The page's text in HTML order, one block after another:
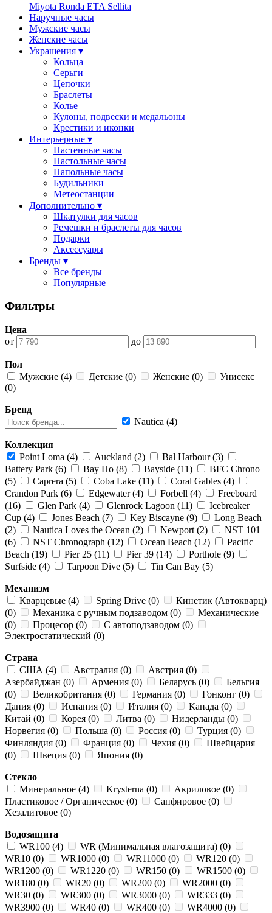
Miyota Ronda ETA Sellita
Наручные часы
Мужские часы
Женские часы
Украшения ▾
Кольца
Серьги
Цепочки
Браслеты
Колье
Кулоны, подвески и медальоны
Крестики и иконки
Интерьерные ▾
Настенные часы
Настольные часы
Напольные часы
Будильники
Метеостанции
Дополнительно ▾
Шкатулки для часов
Ремешки и браслеты для часов
Подарки
Аксессуары
Бренды ▾
Все бренды
Популярные
Фильтры
Цена
от
до
Пол
Мужские (4)
Детские (0) Женские (0)
Унисекс
(0)
Бренд
Nautica (4)
Коллекция
Point Loma (4)
Auckland (2)
Bal Harbour (3)
Battery Park (6)
Bay Ho (8) Bayside (11)
BFC Chrono
(5)
Caprera (5) Coba Lake (11)
Coral Gables (4)
Crandon Park (6)
Edgewater (4) Forbell (4)
Freeboard
(16)
Glen Park (4) Glenrock Lagoon (11)
Icebreaker
Cup (4)
Jones Beach (7) Key Biscayne (9)
Long Beach
(2)
Nautica Loves the Ocean (2) Newport (2)
NST 101
(6)
NST Chronograph (12) Ocean Beach (12)
Pacific
Beach (19)
Pier 25 (11) Pier 39 (14)
Porthole (9)
Surfside (4)
Tarpoon Dive (5) Tin Can Bay (5)
Механизм
Кварцевые (4)
Spring Drive (0)
Кинетик (Автокварц)
(0)
Механика с ручным подзаводом (0)
Механические
(0)
Процесор (0)
С автоподзаводом (0)
Электростатический (0)
Страна
США (4)
Австралия (0)
Австрия (0)
Азербайджан (0)
Армения (0) Беларусь (0)
Бельгия
(0)
Великобритания (0) Германия (0)
Гонконг (0)
Дания (0)
Испания (0) Италия (0)
Канада (0)
Китай (0)
Корея (0) Литва (0)
Нидерланды (0)
Норвегия (0)
Польша (0) Россия (0)
Турция (0)
Финляндия (0)
Франция (0) Чехия (0)
Швейцария
(0)
Швеция (0) Япония (0)
Стекло
Минеральное (4)
Krysterna (0)
Акриловое (0)
Пластиковое / Органическое (0)
Сапфировое (0)
Хезалитовое (0)
Водозащита
WR100 (4)
WR (Минимальная влагозащита) (0)
WR10 (0)
WR1000 (0) WR11000 (0)
WR120 (0)
WR1200 (0)
WR1220 (0) WR150 (0)
WR1500 (0)
WR180 (0)
WR20 (0) WR200 (0)
WR2000 (0)
WR30 (0)
WR300 (0) WR3000 (0)
WR333 (0)
WR3900 (0)
WR40 (0) WR400 (0) WR4000 (0)